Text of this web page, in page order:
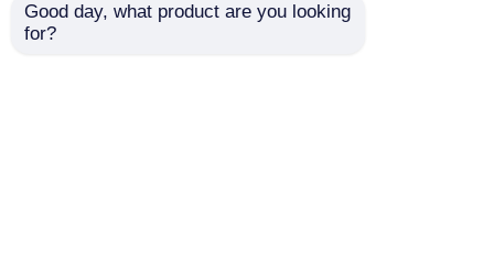
UP-1008 アクロン 磨
Good day, what product are you looking
for?